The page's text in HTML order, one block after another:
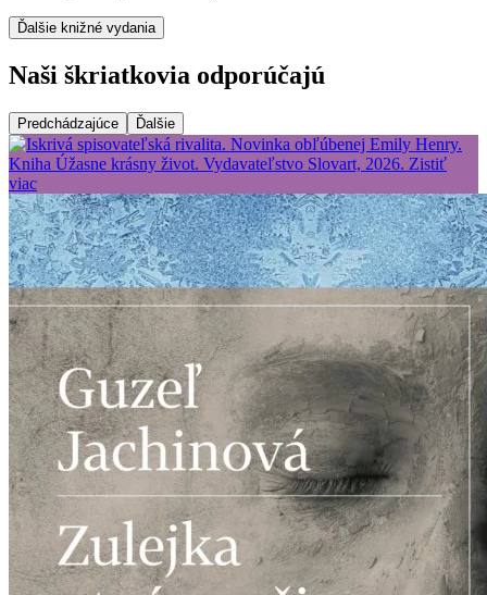
Ďalšie knižné vydania
Naši škriatkovia odporúčajú
Predchádzajúce Ďalšie